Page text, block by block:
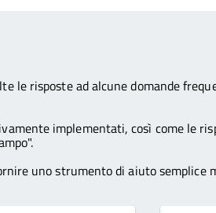
le risposte ad alcune domande
implementati, così come le
uno strumento di aiuto